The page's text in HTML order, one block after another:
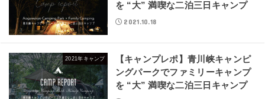
を “大” 満喫な二泊三日キャンプ
2021.10.18
2021年キャンプ
【キャンプレポ】青川峡キャンピ
ングパークでファミリーキャンプ
を “大” 満喫な二泊三日キャンプ